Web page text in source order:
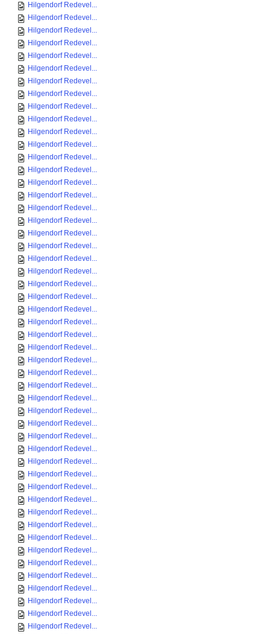
Hilgendorf Redevel...
Hilgendorf Redevel...
Hilgendorf Redevel...
Hilgendorf Redevel...
Hilgendorf Redevel...
Hilgendorf Redevel...
Hilgendorf Redevel...
Hilgendorf Redevel...
Hilgendorf Redevel...
Hilgendorf Redevel...
Hilgendorf Redevel...
Hilgendorf Redevel...
Hilgendorf Redevel...
Hilgendorf Redevel...
Hilgendorf Redevel...
Hilgendorf Redevel...
Hilgendorf Redevel...
Hilgendorf Redevel...
Hilgendorf Redevel...
Hilgendorf Redevel...
Hilgendorf Redevel...
Hilgendorf Redevel...
Hilgendorf Redevel...
Hilgendorf Redevel...
Hilgendorf Redevel...
Hilgendorf Redevel...
Hilgendorf Redevel...
Hilgendorf Redevel...
Hilgendorf Redevel...
Hilgendorf Redevel...
Hilgendorf Redevel...
Hilgendorf Redevel...
Hilgendorf Redevel...
Hilgendorf Redevel...
Hilgendorf Redevel...
Hilgendorf Redevel...
Hilgendorf Redevel...
Hilgendorf Redevel...
Hilgendorf Redevel...
Hilgendorf Redevel...
Hilgendorf Redevel...
Hilgendorf Redevel...
Hilgendorf Redevel...
Hilgendorf Redevel...
Hilgendorf Redevel...
Hilgendorf Redevel...
Hilgendorf Redevel...
Hilgendorf Redevel...
Hilgendorf Redevel...
Hilgendorf Redevel...